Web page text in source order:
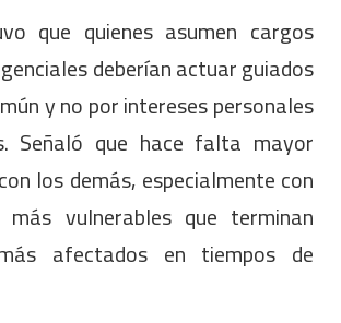
que quienes asumen cargos
deberían actuar guiados
y no por intereses personales
Señaló que hace falta mayor
los demás, especialmente con
vulnerables que terminan
afectados en tiempos de